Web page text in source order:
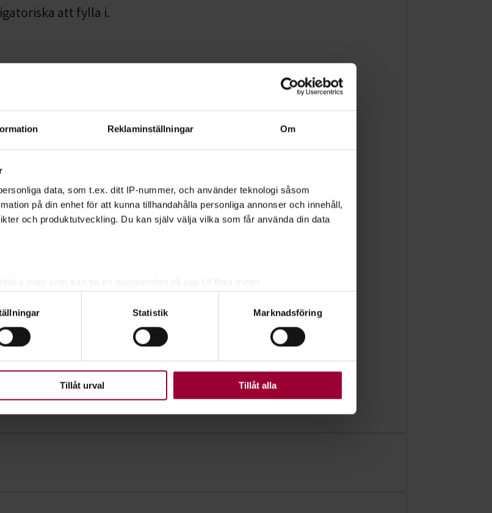
Reklaminställningar Om
data, som t.ex. ditt IP-nummer, och använder teknologi såsom
på din enhet för att kunna tillhandahålla personliga annonser och innehåll,
och produktutveckling. Du kan själv välja vilka som får använda din data
plats som kan ha en noggrannhet på upp till flera meter
behandlas och ställ in dina preferenser i
detaljsektionen . Du kan ändra
från cookie-förklaringen.
möjligt använder vi kakor (cookies) på vår webbplats. Vissa kakor är
Statistik Marknadsföring
Tillåt urval Tillåt alla
att fylla i.
*